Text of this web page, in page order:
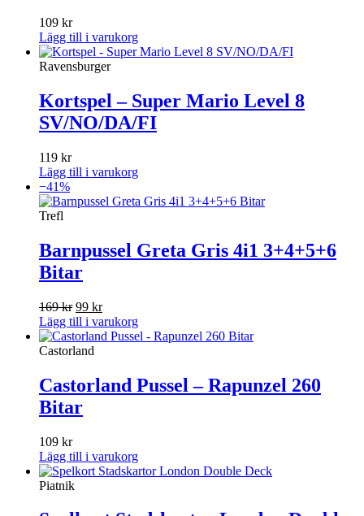
109 kr
Lägg till i varukorg
Ravensburger
Kortspel – Super Mario Level 8
SV/NO/DA/FI
119 kr
Lägg till i varukorg
−41%
Trefl
Barnpussel Greta Gris 4i1 3+4+5+6
Bitar
169kr Det
ursprungliga
priset
var:
99 krDet
nuvarande
priset
Lägg till i varukorg
Castorland
Castorland Pussel – Rapunzel 260
Bitar
109 kr
Lägg till i varukorg
Piatnik